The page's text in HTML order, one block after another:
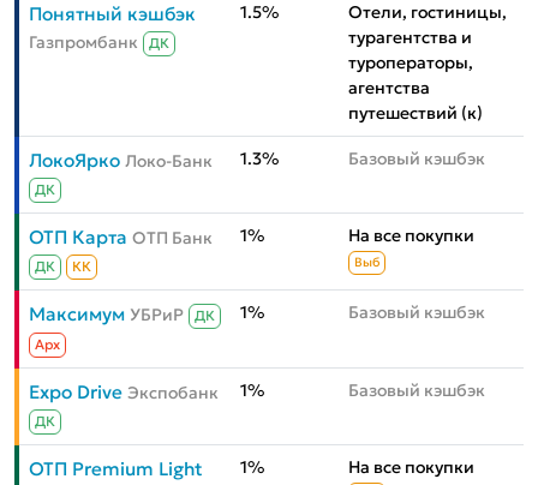
Понятный кэшбэк
Газпромбанк ДК
1.5%
Отели, гостиницы,
турагентства и
туроператоры,
агентства
путешествий (к)
ЛокоЯрко Локо-Банк
ДК
1.3% Базовый кэшбэк
ОТП Карта ОТП Банк
ДК КК
1% На все покупки
Выб
Максимум УБРиР
ДК
Aрх
1% Базовый кэшбэк
Expo Drive Экспобанк
ДК
1% Базовый кэшбэк
ОТП Premium Light 1% На все покупки